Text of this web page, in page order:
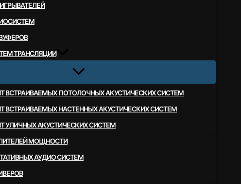
ТРАНСЛЯЦИИ
ВСТРАИВАЕМЫХ ПОТОЛОЧНЫХ АКУСТИЧЕСКИХ СИСТЕМ
ВСТРАИВАЕМЫХ НАСТЕННЫХ АКУСТИЧЕСКИХ СИСТЕМ
УЛИЧНЫХ АКУСТИЧЕСКИХ СИСТЕМ
МОЩНОСТИ
АУДИО СИСТЕМ